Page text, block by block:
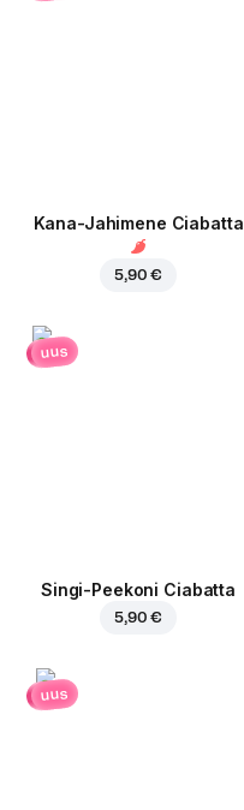
Kana-Jahimene Ciabatta
5,90 €
uus
Singi-Peekoni Ciabatta
5,90 €
uus